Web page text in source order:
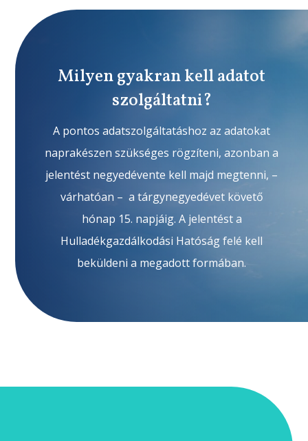
Milyen gyakran kell adatot
szolgáltatni?
A pontos adatszolgáltatáshoz az adatokat
naprakészen szükséges rögzíteni, azonban a
jelentést negyedévente kell majd megtenni, –
várhatóan – a tárgynegyedévet követő
hónap 15. napjáig. A jelentést a
Hulladékgazdálkodási Hatóság felé kell
beküldeni a megadott formában.